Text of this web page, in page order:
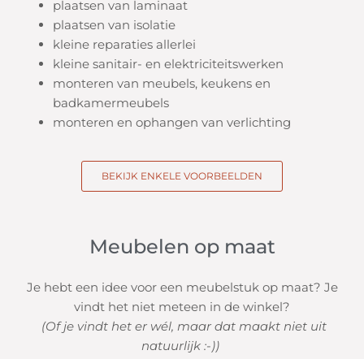
plaatsen van laminaat
plaatsen van isolatie
kleine reparaties allerlei
kleine sanitair- en elektriciteitswerken
monteren van meubels, keukens en
badkamermeubels
monteren en ophangen van verlichting
BEKIJK ENKELE VOORBEELDEN
Meubelen op maat
Je hebt een idee voor een meubelstuk op maat? Je
vindt het niet meteen in de winkel?
(Of je vindt het er wél, maar dat maakt niet uit
natuurlijk :-))